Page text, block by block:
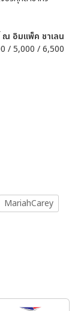
อิมแพ็ค ชาเลน
/ 5,000 / 6,500
MariahCarey